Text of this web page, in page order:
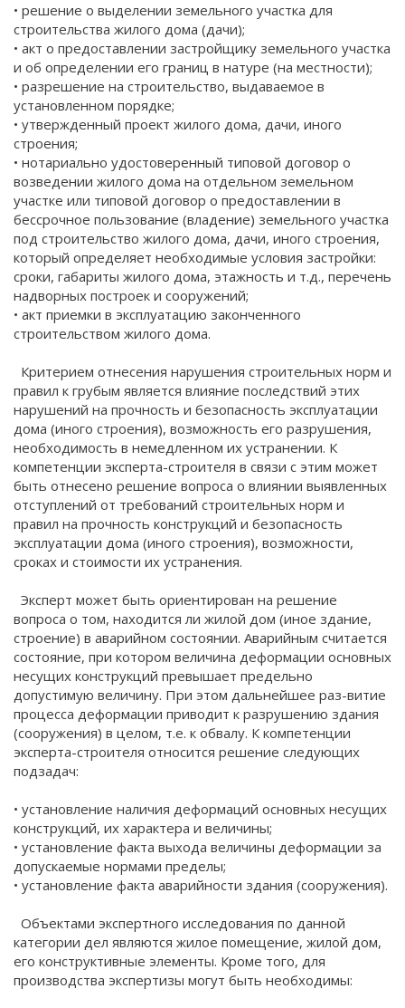
• решение о выделении земельного участка для
строительства жилого дома (дачи);
• акт о предоставлении застройщику земельного участка
и об определении его границ в натуре (на местности);
• разрешение на строительство, выдаваемое в
установленном порядке;
• утвержденный проект жилого дома, дачи, иного
строения;
• нотариально удостоверенный типовой договор о
возведении жилого дома на отдельном земельном
участке или типовой договор о предоставлении в
бессрочное пользование (владение) земельного участка
под строительство жилого дома, дачи, иного строения,
который определяет необходимые условия застройки:
сроки, габариты жилого дома, этажность и т.д., перечень
надворных построек и сооружений;
• акт приемки в эксплуатацию законченного
строительством жилого дома.
Критерием отнесения нарушения строительных норм и
правил к грубым является влияние последствий этих
нарушений на прочность и безопасность эксплуатации
дома (иного строения), возможность его разрушения,
необходимость в немедленном их устранении. К
компетенции эксперта-строителя в связи с этим может
быть отнесено решение вопроса о влиянии выявленных
отступлений от требований строительных норм и
правил на прочность конструкций и безопасность
эксплуатации дома (иного строения), возможности,
сроках и стоимости их устранения.
Эксперт может быть ориентирован на решение
вопроса о том, находится ли жилой дом (иное здание,
строение) в аварийном состоянии. Аварийным считается
состояние, при котором величина деформации основных
несущих конструкций превышает предельно
допустимую величину. При этом дальнейшее раз-витие
процесса деформации приводит к разрушению здания
(сооружения) в целом, т.е. к обвалу. К компетенции
эксперта-строителя относится решение следующих
подзадач:
• установление наличия деформаций основных несущих
конструкций, их характера и величины;
• установление факта выхода величины деформации за
допускаемые нормами пределы;
• установление факта аварийности здания (сооружения).
Объектами экспертного исследования по данной
категории дел являются жилое помещение, жилой дом,
его конструктивные элементы. Кроме того, для
производства экспертизы могут быть необходимы: